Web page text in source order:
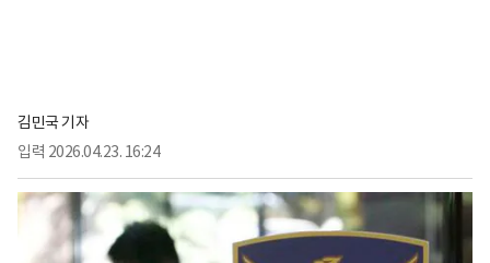
김민국 기자
입력 2026.04.23. 16:24